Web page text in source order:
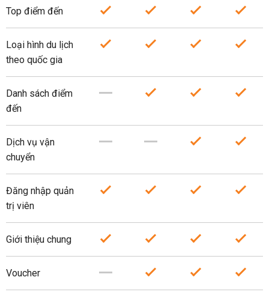
Top điểm đến
Loại hình du lịch
theo quốc gia
Danh sách điểm
đến
Dịch vụ vận
chuyển
Đăng nhập quản
trị viên
Giới thiệu chung
Voucher